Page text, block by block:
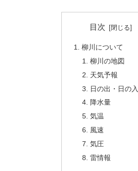
目次
柳川について
柳川の地図
天気予報
日の出・日の
降水量
気温
風速
気圧
雷情報